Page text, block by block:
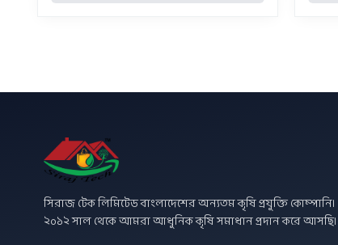
সিরাজ টেক লিমিটেড বাংলাদেশের অন্যতম কৃষি প্রযুক্তি কোম্পানি।
২০১২ সাল থেকে আমরা আধুনিক কৃষি সমাধান প্রদান করে আসছি।